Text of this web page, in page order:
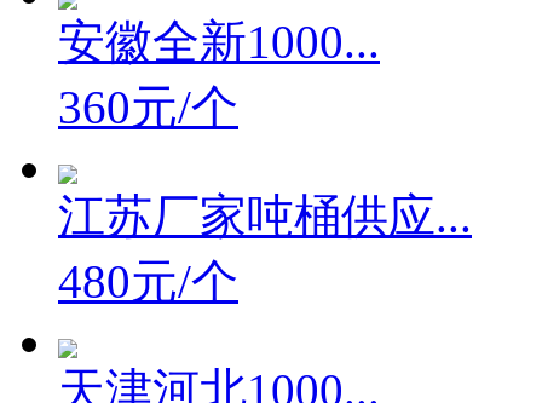
安徽全新1000...
360元/个
江苏厂家吨桶供应...
480元/个